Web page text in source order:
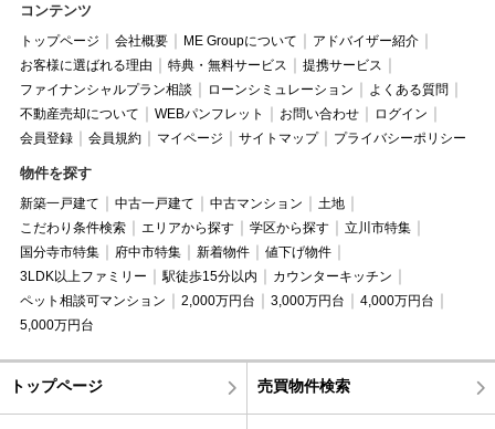
コンテンツ
トップページ 会社概要 ME Groupについて
アドバイザー紹介
お客様に選ばれる理由
特典・無料サービス
提携サービス
ファイナンシャルプラン相談
ローンシミュレーション
よくある質問
不動産売却について
WEBパンフレット お問い合わせ
ログイン
会員登録
会員規約 マイページ サイトマップ プライバシーポリシー
物件を探す
新築一戸建て 中古一戸建て 中古マンション
土地
こだわり条件検索
エリアから探す 学区から探す
立川市特集
国分寺市特集
府中市特集 新着物件
値下げ物件
3LDK以上ファミリー
駅徒歩15分以内
カウンターキッチン
ペット相談可マンション
2,000万円台 3,000万円台
4,000万円台
5,000万円台
トップページ 売買物件検索